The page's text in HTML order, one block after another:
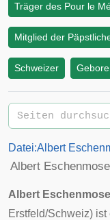
Träger des Pour le
Mitglied der
Schweizer
Datei:Albert
Albert
Albert
Erstfeld/Schweiz) ist